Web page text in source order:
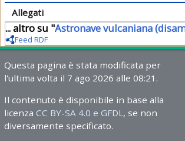
Allegati
... altro su "Astronave vulcaniana
Feed RDF
Questa pagina è stata modificata per
l'ultima volta il 7 ago 2026 alle 08:21.
Il contenuto è disponibile in base alla
licenza CC BY-SA 4.0 e GFDL , se non
diversamente specificato.